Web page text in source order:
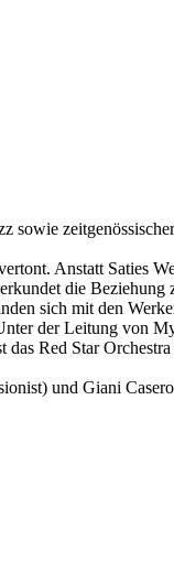
sowie
Anstatt Saties
die Beziehung
sich mit den
der Leitung von
Red Star Orchestra
und Giani